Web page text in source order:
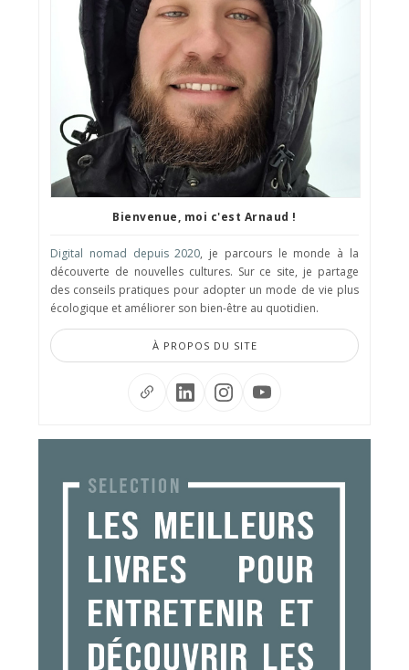
Bienvenue, moi c'est Arnaud !
Digital nomad depuis 2020, je parcours le monde à la
découverte de nouvelles cultures. Sur ce site, je partage
des conseils pratiques pour adopter un mode de vie plus
écologique et améliorer son bien-être au quotidien.
À PROPOS DU SITE